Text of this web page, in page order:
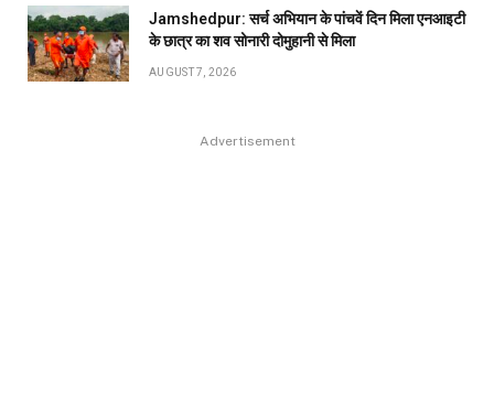
Jamshedpur: सर्च अभियान के पांचवें दिन मिला एनआइटी
के छात्र का शव सोनारी दोमुहानी से मिला
AUGUST 7, 2026
Advertisement